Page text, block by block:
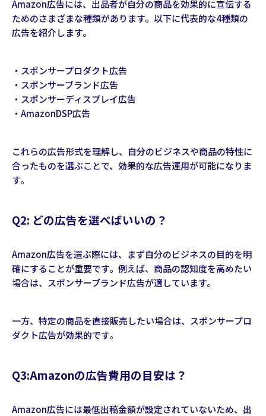
Amazon広告には、出品者が自分の商品を効果的に宣伝する
ためのさまざまな種類があります。以下に代表的な4種類の
広告を紹介します。
・スポンサープロダクト広告
・スポンサーブランド広告
・スポンサーディスプレイ広告
・AmazonDSP広告
これらの広告形式を理解し、自分のビジネスや商品の特性に
合ったものを選ぶことで、効果的な広告運用が可能になりま
す。
Q2: どの広告を選べばいいの？
Amazon広告を選ぶ際には、まず自分のビジネスの目的を明
確にすることが重要です。例えば、商品の認知度を高めたい
場合は、スポンサーブランド広告が適しています。
一方、特定の商品を直接販売したい場合は、スポンサープロ
ダクト広告が効果的です。
Q3:Amazonの広告費用の目安は？
Amazon広告には最低出稿金額が設定されていないため、出